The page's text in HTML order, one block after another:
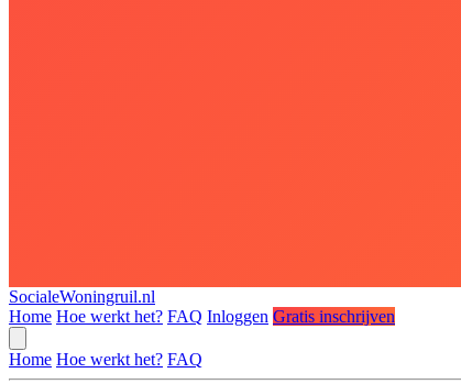
SocialeWoningruil.nl
Home Hoe werkt het? FAQ Inloggen Gratis inschrijven
Home Hoe werkt het? FAQ